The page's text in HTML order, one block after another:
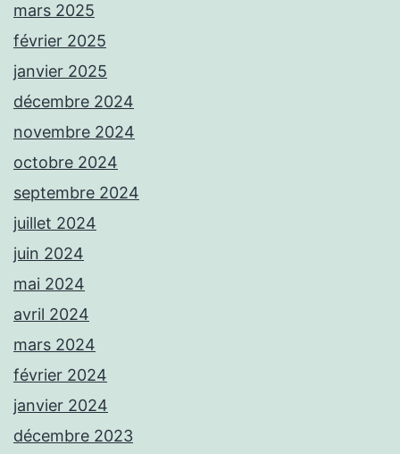
mars 2025
février 2025
janvier 2025
décembre 2024
novembre 2024
octobre 2024
septembre 2024
juillet 2024
juin 2024
mai 2024
avril 2024
mars 2024
février 2024
janvier 2024
décembre 2023